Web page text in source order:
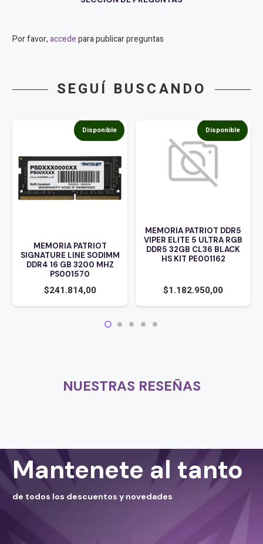
Por favor,accedepara publicar preguntas
SEGUÍ BUSCANDO
Disponible
MEMORIA PATRIOT
SIGNATURE LINE SODIMM
DDR4 16 GB 3200 MHZ
PS001570
$241.814,00
Disponible
MEMORIA PATRIOT DDR5
VIPER ELITE 5 ULTRA RGB
DDR5 32GB CL36 BLACK
HS KIT PE001162
$1.182.950,00
NUESTRAS RESEÑAS
Mantenete al tanto
de todos los descuentos y novedades